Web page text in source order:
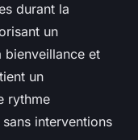
durant la
un
et
un
rythme
interventions